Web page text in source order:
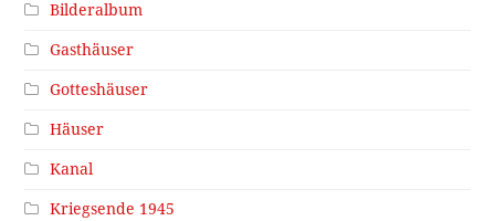
Bilderalbum
Gasthäuser
Gotteshäuser
Häuser
Kanal
Kriegsende 1945